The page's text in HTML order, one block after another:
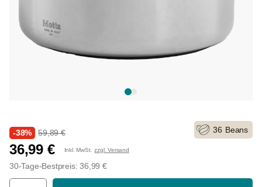
-38% 59,89 €
36,99 € Inkl. MwSt. zzgl. Versand
30-Tage-Bestpreis: 36,99 €
36 Beans